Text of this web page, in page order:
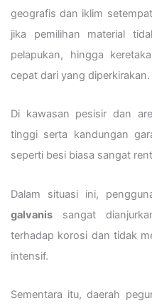
geografis dan iklim
jika pemilihan material
pelapukan, hingga
cepat dari yang diperkirakan.
Di kawasan pesisir dan
tinggi serta kandungan
seperti besi biasa sangat
Dalam situasi ini,
galvanis sangat
terhadap korosi dan tidak
intensif.
Sementara itu, daerah